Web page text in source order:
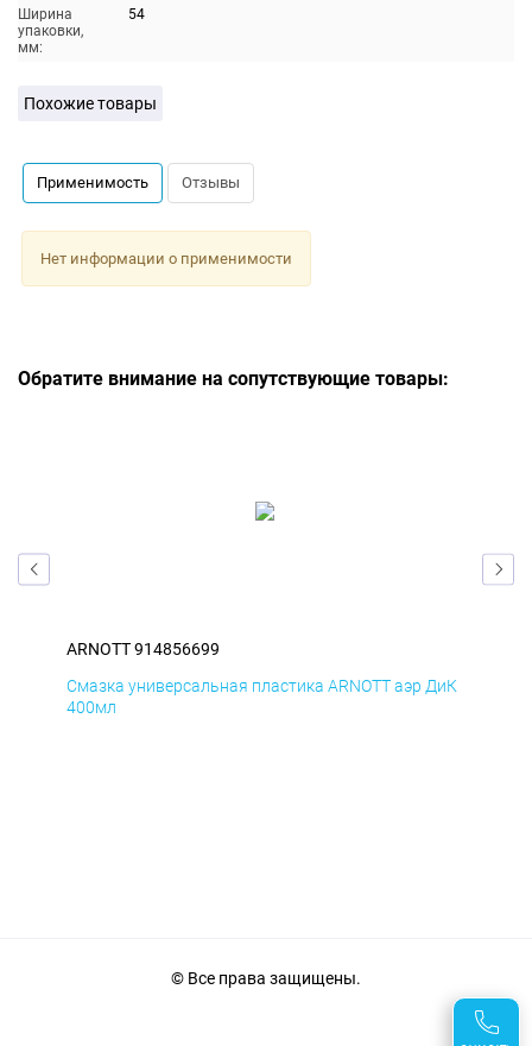
Ширина
упаковки,
мм:
54
Похожие товары
Применимость Отзывы
Нет информации о применимости
Обратите внимание на сопутствующие товары:
ARNOTT 914856699
Смазка универсальная пластика ARNOTT аэр ДиК
400мл
© Все права защищены.